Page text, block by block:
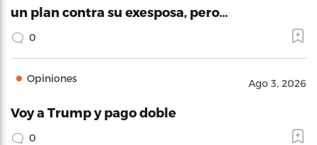
un plan contra su exesposa, pero…
0
Opiniones Ago 3, 2026
Voy a Trump y pago doble
0